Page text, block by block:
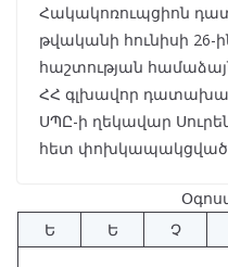
Հակակոռուպցիոն
թվականի հունիսի
հաշտության
ՀՀ գլխավոր
ՍՊԸ-ի ղեկավար
հետ փոխկապակցված
Ե
Ե Չ